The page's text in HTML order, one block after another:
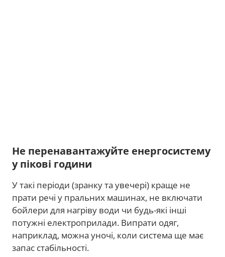
Не перенавантажуйте енергосистему
у пікові години
У такі періоди (зранку та увечері) краще не
прати речі у пральних машинах, не включати
бойлери для нагріву води чи будь-які інші
потужні електроприлади. Випрати одяг,
наприклад, можна уночі, коли система ще має
запас стабільності.